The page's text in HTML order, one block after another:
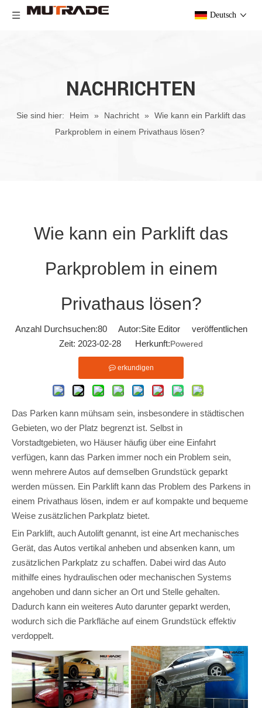
Deutsch
NACHRICHTEN
Sie sind hier: Heim » Nachricht » Wie kann ein Parklift das
Parkproblem in einem Privathaus lösen?
Wie kann ein Parklift das
Parkproblem in einem
Privathaus lösen?
Anzahl Durchsuchen:80Autor:Site Editor veröffentlichen
Zeit: 2023-02-28 Herkunft:Powered
erkundigen
Das Parken kann mühsam sein, insbesondere in städtischen
Gebieten, wo der Platz begrenzt ist. Selbst in
Vorstadtgebieten, wo Häuser häufig über eine Einfahrt
verfügen, kann das Parken immer noch ein Problem sein,
wenn mehrere Autos auf demselben Grundstück geparkt
werden müssen. Ein Parklift kann das Problem des Parkens in
einem Privathaus lösen, indem er auf kompakte und bequeme
Weise zusätzlichen Parkplatz bietet.
Ein Parklift, auch Autolift genannt, ist eine Art mechanisches
Gerät, das Autos vertikal anheben und absenken kann, um
zusätzlichen Parkplatz zu schaffen. Dabei wird das Auto
mithilfe eines hydraulischen oder mechanischen Systems
angehoben und dann sicher an Ort und Stelle gehalten.
Dadurch kann ein weiteres Auto darunter geparkt werden,
wodurch sich die Parkfläche auf einem Grundstück effektiv
verdoppelt.